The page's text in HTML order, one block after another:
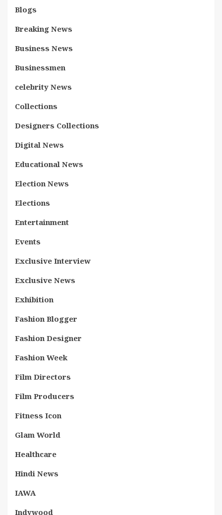
Blogs
Breaking News
Business News
Businessmen
celebrity News
Collections
Designers Collections
Digital News
Educational News
Election News
Elections
Entertainment
Events
Exclusive Interview
Exclusive News
Exhibition
Fashion Blogger
Fashion Designer
Fashion Week
Film Directors
Film Producers
Fitness Icon
Glam World
Healthcare
Hindi News
IAWA
Indywood